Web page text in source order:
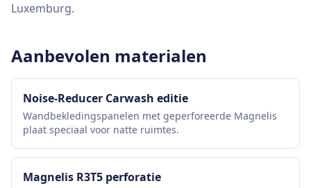
Luxemburg.
Aanbevolen materialen
Noise-Reducer Carwash editie
Wandbekledingspanelen met geperforeerde Magnelis
plaat speciaal voor natte ruimtes.
Magnelis R3T5 perforatie